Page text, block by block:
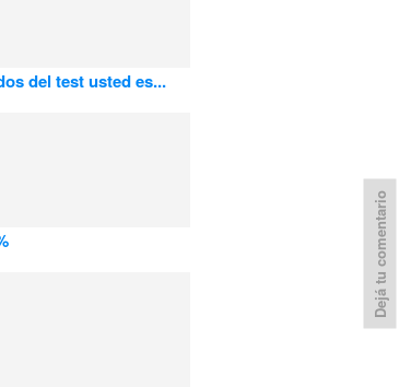
del test usted es...
Dejá tu comentario